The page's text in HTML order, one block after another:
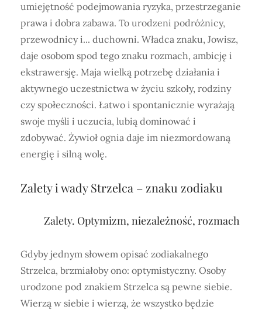
umiejętność podejmowania ryzyka, przestrzeganie
prawa i dobra zabawa. To urodzeni podróżnicy,
przewodnicy i... duchowni. Władca znaku, Jowisz,
daje osobom spod tego znaku rozmach, ambicję i
ekstrawersję. Maja wielką potrzebę działania i
aktywnego uczestnictwa w życiu szkoły, rodziny
czy społeczności. Łatwo i spontanicznie wyrażają
swoje myśli i uczucia, lubią dominować i
zdobywać. Żywioł ognia daje im niezmordowaną
energię i silną wolę.
Zalety i wady Strzelca – znaku zodiaku
Zalety. Optymizm, niezależność, rozmach
Gdyby jednym słowem opisać zodiakalnego
Strzelca, brzmiałoby ono: optymistyczny. Osoby
urodzone pod znakiem Strzelca są pewne siebie.
Wierzą w siebie i wierzą, że wszystko będzie